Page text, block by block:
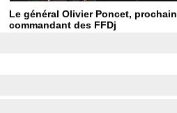
Le général Olivier Poncet, prochain
commandant des FFDj